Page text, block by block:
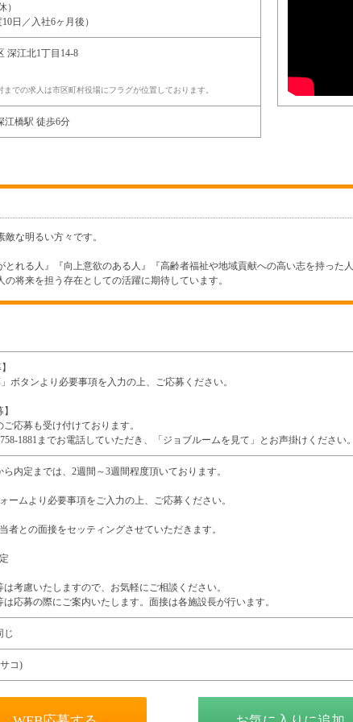
）
日／入社6ヶ月後）
深江北1丁目14-8
での求人は市区町村役場にフラグが位置しております。
江橋駅 徒歩6分
な明るい方々です。
とれる人』『向上意欲のある人』『高齢者福祉や地域貢献への高い志を持った
将来を担う存在としての活躍に期待しています。
」ボタンより必要事項を入力の上、ご応募ください。
ご応募も受け付けております。
1881までお電話していただき、「ジョブルームを見て」とお声掛けください
内定までは、2週間～3週間程度頂いております。
ームより必要事項をご入力の上、ご応募ください。
者との面接をセッティングさせていただきます。
考慮いたしますので、お気軽にご相談ください。
応募の際にご案内いたします。面接は各施設長が行います。
じ
コ)